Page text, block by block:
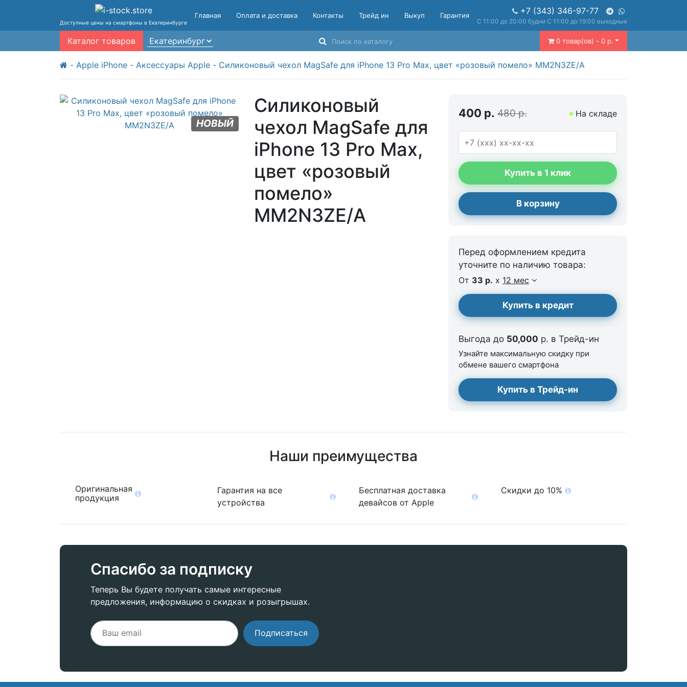
Доступные цены на смартфоны в Екатеринбурге
Главная Оплата и доставка Контакты Трейд ин Выкуп Гарантия +7 (343) 346-97-77
С 11:00 до 20:00 будни С 11:00 до 19:00 выходные
Каталог товаров 0 товар(ов) - 0 р.
Apple iPhone Аксессуары Apple Силиконовый чехол MagSafe для iPhone 13 Pro Max, цвет «розовый помело» MM2N3ZE/A
НОВЫЙ
Силиконовый
чехол MagSafe для
iPhone 13 Pro Max,
цвет «розовый
помело»
MM2N3ZE/A
400 р. 480 р. На складе
Купить в 1 клик
В корзину
Перед оформлением кредита
уточните по наличию товара:
От 33 р. x 12 мес
Купить в кредит
Выгода до 50,000 р. в Трейд-ин
Узнайте максимальную скидку при
обмене вашего смартфона
Купить в Трейд-ин
Наши преимущества
Оригинальная
продукция
Гарантия на все
устройства
Бесплатная доставка
девайсов от Apple
Скидки до 10%
Спасибо за подписку
Теперь Вы будете получать самые интересные
предложения, информацию о скидках и розыгрышах.
Подписаться